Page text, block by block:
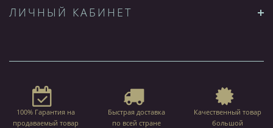
ЛИЧНЫЙ КАБИНЕТ
100% Гарантия на
продаваемый товар
Быстрая доставка
по всей стране
Качественный товар
большой